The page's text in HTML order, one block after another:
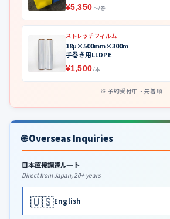
¥5,350 〜/巻
ストレッチフィルム
18μ×500mm×300m
手巻き用LLDPE
¥1,500 /本
予約受付中・先着順
🌐 Overseas Inquiries
日本直接調達ルート
Direct from Japan, 20+ years
🇺🇸English